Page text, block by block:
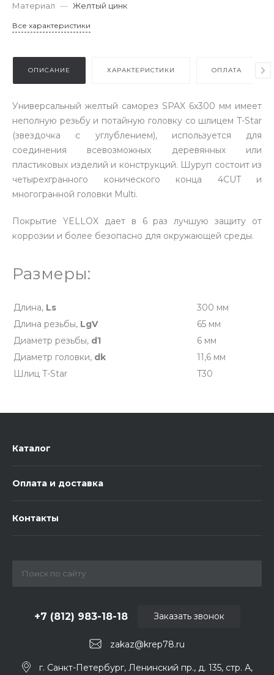
Материал — Желтый цинк
Все характеристики
ОПИСАНИЕ ХАРАКТЕРИСТИКИ ОПЛАТА
Универсальный желтый саморез SPAX 6х300 мм имеет
неполную резьбу и потайную головку со шлицем T-Star
(звездочка с углублением), используется для
соединения всевозможных деревянных или
пластиковых изделий и конструкций. Шуруп состоит из
четырехгранного конического конца 4CUT и
многогранной головки Multi.
Покрытие YELLOX дает в 6 раз лучшую защиту от
коррозии и более безопасно для окружающей среды.
Размеры:
Длина, Ls
300 мм
Длина резьбы, LgV
65 мм
Диаметр резьбы, d1
6 мм
Диаметр головки, dk
11,6 мм
Шлиц T-Star
T30
Каталог
Оплата и доставка
Контакты
zakaz@krep78.ru
+7 (812) 983-18-18
г. Санкт-Петербург, Ленинский пр., д. 135, стр. А,
Заказать звонок